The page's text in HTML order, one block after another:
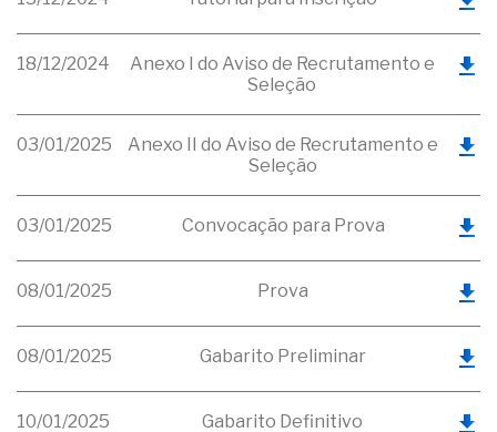
18/12/2024
Anexo I do Aviso de Recrutamento e
Seleção
03/01/2025
Anexo II do Aviso de Recrutamento e
Seleção
03/01/2025 Convocação para Prova
08/01/2025 Prova
08/01/2025 Gabarito Preliminar
10/01/2025 Gabarito Definitivo